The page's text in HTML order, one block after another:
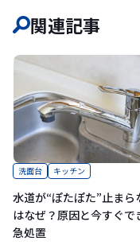
関連記事
洗面台 キッチン
水道が“ぽたぽた”止まら
はなぜ？原因と今すぐで
急処置